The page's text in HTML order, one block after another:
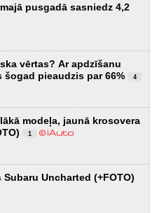
pusgadā sasniedz 4,2
vērtas? Ar apdzīšanu
pieaudzis par 66%
4
modeļa, jaunā krosovera
1
Uncharted (+FOTO)